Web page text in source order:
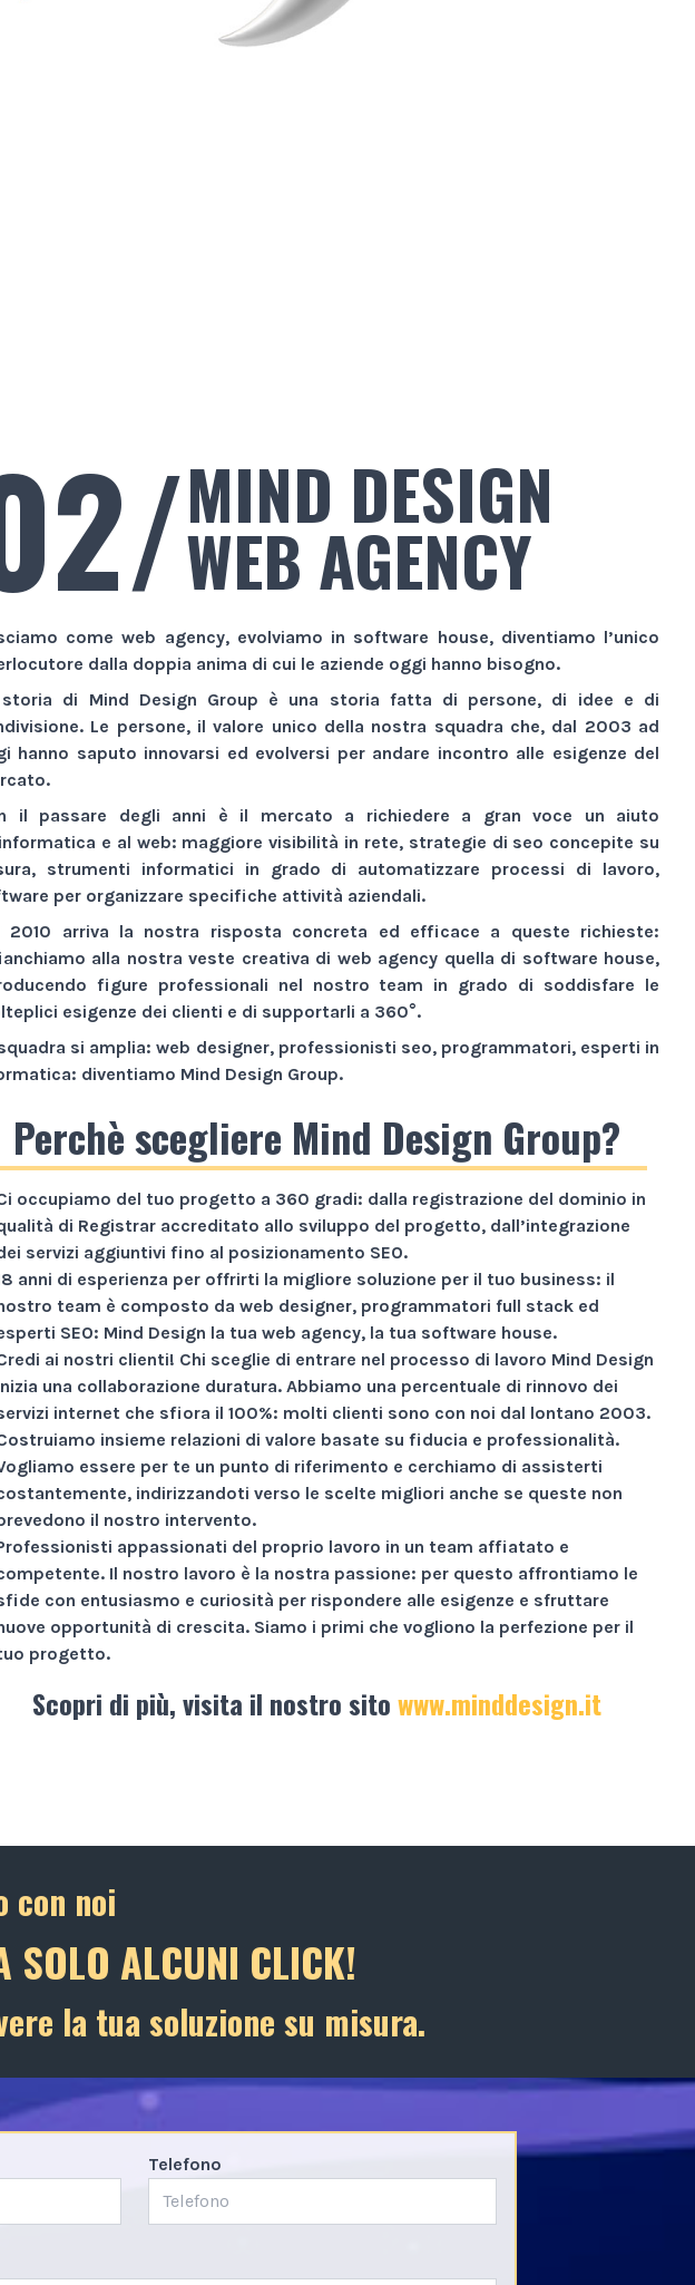
MIND DESIGN
WEB AGENCY
comeweb agency, evolviamo in software house, diventiamo l’unico
dalla doppia anima di cui le aziende oggi hanno bisogno.
di Mind Design Group è una storia fatta di persone, di idee e di
Le persone, il valore unico della nostra squadra che, dal 2003 ad
hanno saputo innovarsi ed evolversi per andare incontro alle esigenze del
il passare degli anni è il mercato a richiedere a gran voce un aiuto
e al web: maggiore visibilità in rete, strategie di seo concepite su
strumenti informatici in grado di automatizzare processi di lavoro,
per organizzare specifiche attività aziendali.
2010 arriva la nostra risposta concreta ed efficace a queste richieste:
alla nostra veste creativa di web agency quella di software house,
figure professionali nel nostro team in grado di soddisfare le
esigenze dei clienti e di supportarli a 360°.
si amplia: web designer, professionisti seo, programmatori, esperti in
diventiamo Mind Design Group.
Perchè scegliere Mind Design Group?
occupiamo del tuo progetto a 360 gradi: dalla registrazione del dominio in
di Registrar accreditato allo sviluppo del progetto, dall’integrazione
servizi aggiuntivi fino al posizionamento SEO.
anni di esperienza per offrirti la migliore soluzione per il tuo business: il
team è composto da web designer, programmatori full stack ed
SEO: Mind Design la tua web agency, la tua software house.
ai nostri clienti! Chi sceglie di entrare nel processo di lavoro Mind Design
una collaborazione duratura. Abbiamo una percentuale di rinnovo dei
internet che sfiora il 100%: molti clienti sono con noi dal lontano 2003.
insieme relazioni di valore basate su fiducia e professionalità.
essere per te un punto di riferimento e cerchiamo di assisterti
indirizzandoti verso le scelte migliori anche se queste non
il nostro intervento.
appassionati del proprio lavoro in un team affiatato e
Il nostro lavoro è la nostra passione: per questo affrontiamo le
con entusiasmo e curiosità per rispondere alle esigenze e sfruttare
opportunità di crescita. Siamo i primi che vogliono la perfezione per il
progetto.
Scopri di più, visita il nostro sitowww.minddesign.it
con noi
SOLO ALCUNI CLICK!
la tua soluzione su misura.
Telefono